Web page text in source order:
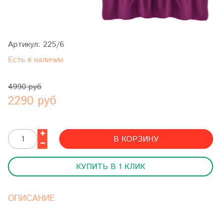
Артикул: 225/6
Есть в наличии
4990 руб
2290 руб
В КОРЗИНУ
КУПИТЬ В 1 КЛИК
ОПИСАНИЕ